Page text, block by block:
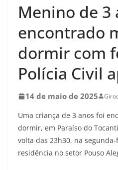
Menino de 3
encontrado
dormir com
Polícia Civil
14 de maio de 2025
Uma criança de 3 anos foi
dormir, em Paraíso do
volta das 23h30, na
residência no setor Pouso